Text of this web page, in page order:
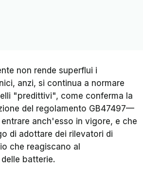
non rende superflui i
anzi, si continua a normare
"predittivi", come conferma la
del regolamento GB47497—
anch'esso in vigore, e che
di adottare dei rilevatori di
che reagiscano al
batterie.